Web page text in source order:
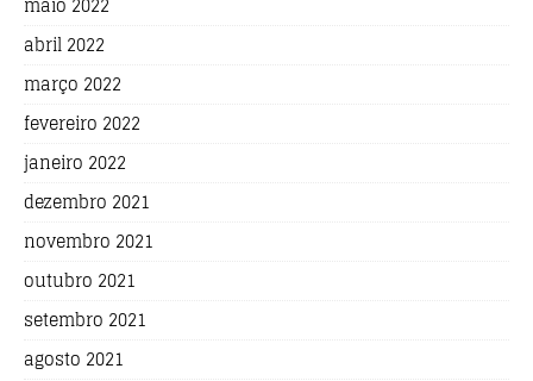
abril 2022
março 2022
fevereiro 2022
janeiro 2022
dezembro 2021
novembro 2021
outubro 2021
setembro 2021
agosto 2021